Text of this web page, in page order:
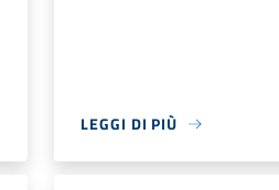
LEGGI DI PIÙ